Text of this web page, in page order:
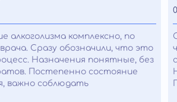
алкоголизма комплексно, по
Сразу обозначили, что это
Назначения понятные, без
Постепенно состояние
важно соблюдать